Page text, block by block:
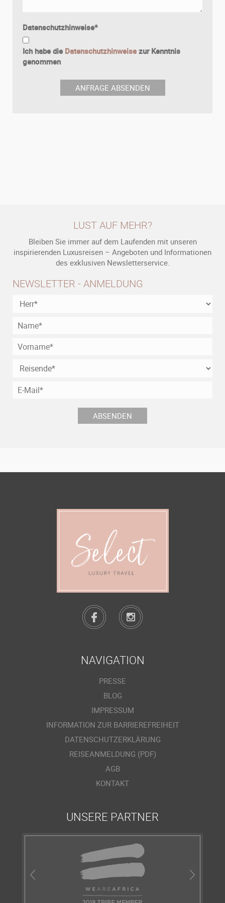
Datenschutzhinweise*
Ich habe die Datenschutzhinweise zur Kenntnis
genommen
LUST AUF MEHR?
Bleiben Sie immer auf dem Laufenden mit unseren
inspirierenden Luxusreisen – Angeboten und Informationen
des exklusiven Newsletterservice.
NEWSLETTER - ANMELDUNG
NAVIGATION
PRESSE
BLOG
IMPRESSUM
INFORMATION ZUR BARRIEREFREIHEIT
DATENSCHUTZERKLÄRUNG
REISEANMELDUNG (PDF)
AGB
KONTAKT
UNSERE PARTNER